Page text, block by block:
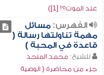
عند الموت؟! [1])
الفهرس:مسائل
مهمة تناولتها رسالة (
قاعدة في المحبة )
للشيخ: محمد المنجد
جزء من محاضرة ( الوصية